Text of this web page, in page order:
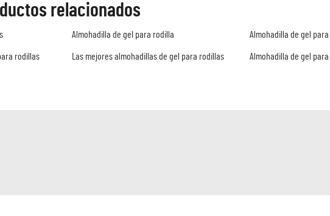
relacionados
Almohadilla de gel para rodilla Almohadilla de gel
rodillas Las mejores almohadillas de gel para rodillas Almohadilla de gel